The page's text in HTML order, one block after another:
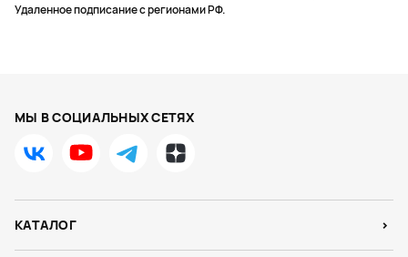
Удаленное подписание с регионами РФ.
МЫ В СОЦИАЛЬНЫХ СЕТЯХ
КАТАЛОГ